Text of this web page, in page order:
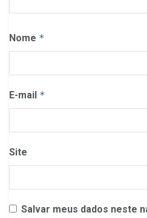
Nome *
E-mail *
Site
Salvar meus dados neste